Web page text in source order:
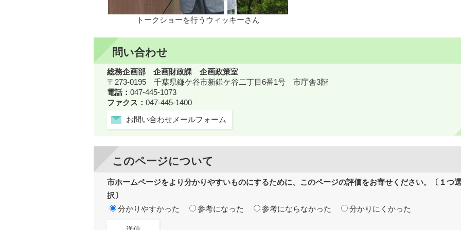
トークショーを行うウィッキーさん
問い合わせ
総務企画部 企画財政課 企画政策室
〒273-0195 千葉県鎌ケ谷市新鎌ケ谷二丁目6番1号 市庁舎3階
電話： 047-445-1073
ファクス： 047-445-1400
お問い合わせメールフォーム
このページについて
市ホームページをより分かりやすいものにするために、このページの評価をお寄せください。〔１つ
択〕
分かりやすかった
参考になった 参考にならなかった 分かりにくかった